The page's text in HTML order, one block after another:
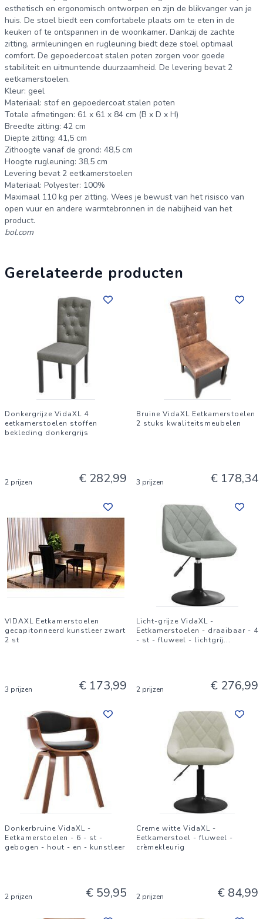
esthetisch en ergonomisch ontworpen en zijn de blikvanger van je
huis. De stoel biedt een comfortabele plaats om te eten in de
keuken of te ontspannen in de woonkamer. Dankzij de zachte
zitting, armleuningen en rugleuning biedt deze stoel optimaal
comfort. De gepoedercoat stalen poten zorgen voor goede
stabiliteit en uitmuntende duurzaamheid. De levering bevat 2
eetkamerstoelen.
Kleur: geel
Materiaal: stof en gepoedercoat stalen poten
Totale afmetingen: 61 x 61 x 84 cm (B x D x H)
Breedte zitting: 42 cm
Diepte zitting: 41,5 cm
Zithoogte vanaf de grond: 48,5 cm
Hoogte rugleuning: 38,5 cm
Levering bevat 2 eetkamerstoelen
Materiaal: Polyester: 100%
Maximaal 110 kg per zitting. Wees je bewust van het risisco van
open vuur en andere warmtebronnen in de nabijheid van het
product.
bol.com
Gerelateerde producten
Donkergrijze VidaXL 4
eetkamerstoelen stoffen
bekleding donkergrijs
2 prijzen € 282,99
Bruine VidaXL Eetkamerstoelen
2 stuks kwaliteitsmeubelen
3 prijzen € 178,34
VIDAXL Eetkamerstoelen
gecapitonneerd kunstleer zwart
2 st
3 prijzen € 173,99
Licht-grijze VidaXL -
Eetkamerstoelen - draaibaar - 4
- st - fluweel - lichtgrij...
2 prijzen € 276,99
Donkerbruine VidaXL -
Eetkamerstoelen - 6 - st -
gebogen - hout - en - kunstleer
2 prijzen € 59,95
Creme witte VidaXL -
Eetkamerstoel - fluweel -
crèmekleurig
2 prijzen € 84,99